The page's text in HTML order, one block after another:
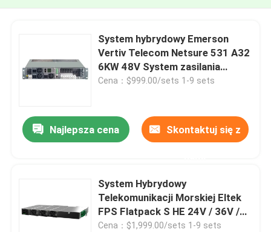
System hybrydowy Emerson
Vertiv Telecom Netsure 531 A32
6KW 48V System zasilania
prądem stałym
Cena：$999.00/sets 1-9 sets
Najlepsza cena Skontaktuj się z
System Hybrydowy
Telekomunikacji Morskiej Eltek
FPS Flatpack S HE 24V / 36V /
48V 1U
Cena：$1,999.00/sets 1-9 sets